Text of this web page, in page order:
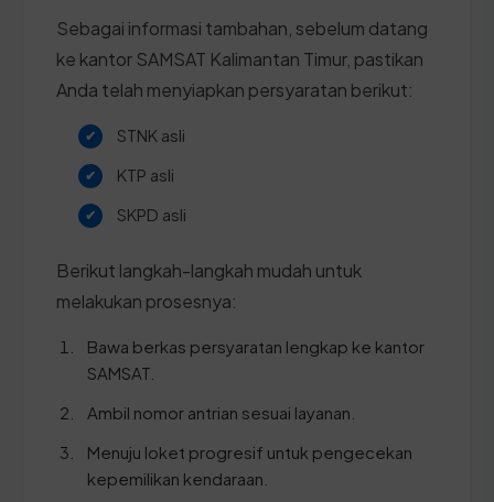
Sebagai informasi tambahan, sebelum datang
ke kantor SAMSAT Kalimantan Timur, pastikan
Anda telah menyiapkan persyaratan berikut:
STNK asli
KTP asli
SKPD asli
Berikut langkah-langkah mudah untuk
melakukan prosesnya:
Bawa berkas persyaratan lengkap ke kantor
SAMSAT.
Ambil nomor antrian sesuai layanan.
Menuju loket progresif untuk pengecekan
kepemilikan kendaraan.